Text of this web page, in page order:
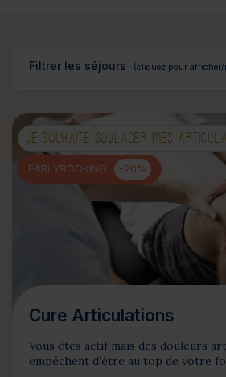
Filtrer les séjours
JE SOUHAITE SOULAGER MES
EARLYBOOKING -20%
Cure Articulations
Vous êtes actif mais des douleurs
empêchent d’être au top de votre